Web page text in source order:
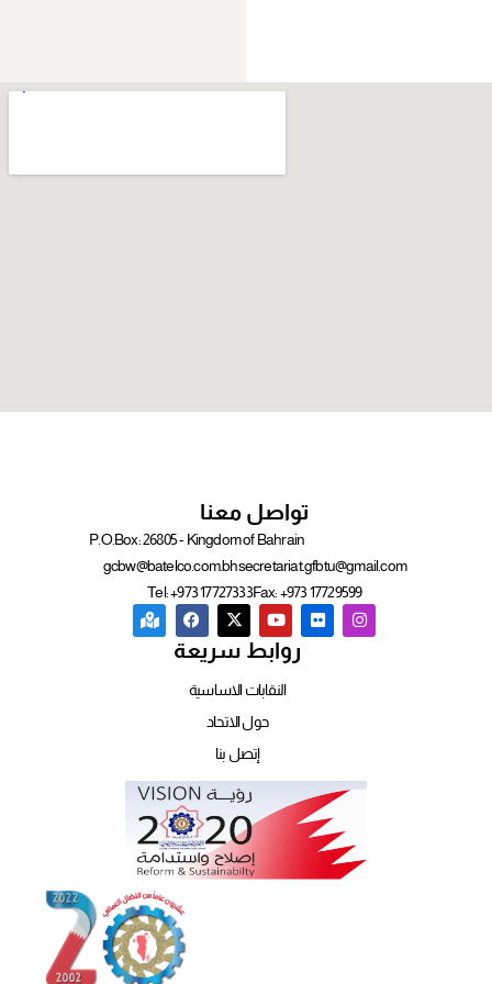
تواصل معنا
P.O.Box: 26805 - Kingdom of Bahrain
gcbw@batelco.com.bhsecretariat.gfbtu@gmail.com
Tel: +973 17727333Fax: +973 17729599
روابط سريعة
النقابات الاساسية
حول الاتحاد
إتصل بنا